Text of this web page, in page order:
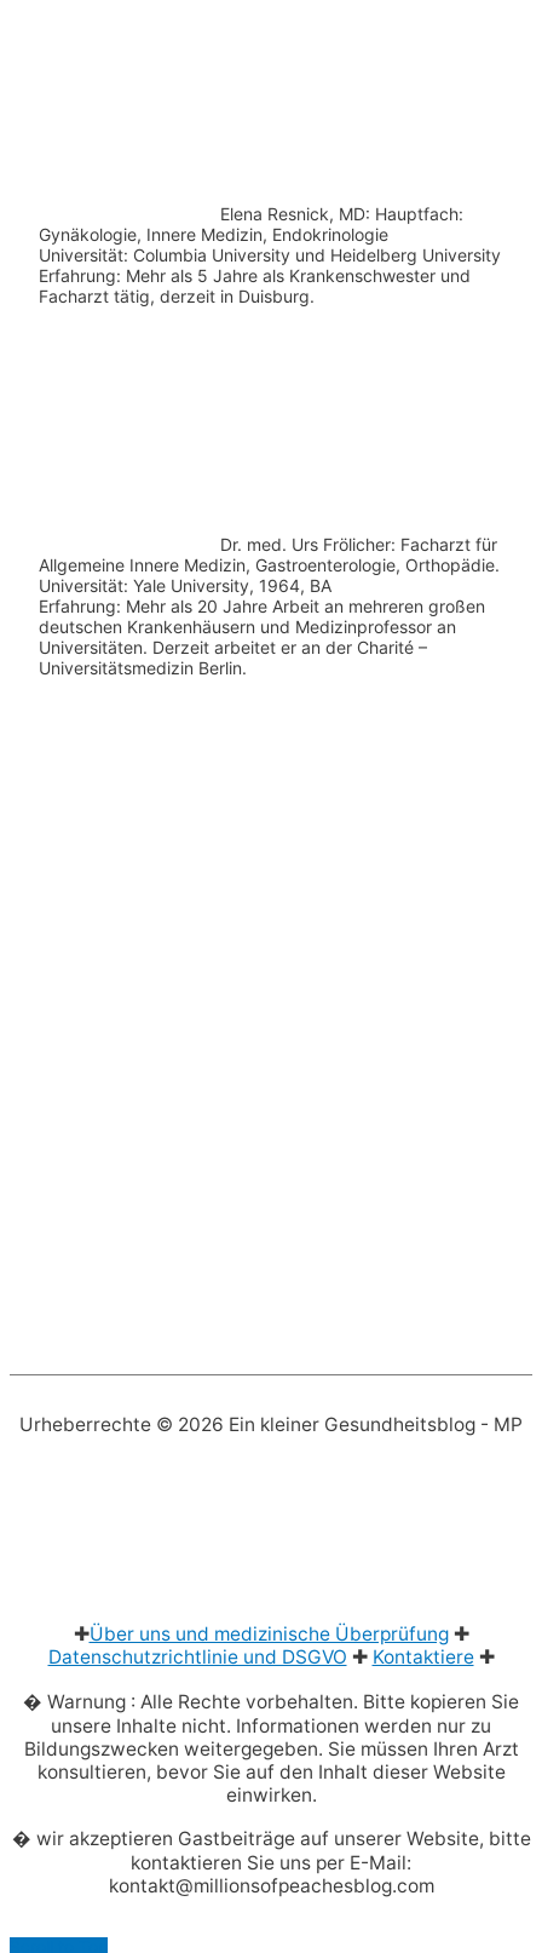
Elena Resnick, MD: Hauptfach:
Gynäkologie, Innere Medizin, Endokrinologie
Universität: Columbia University und Heidelberg University
Erfahrung: Mehr als 5 Jahre als Krankenschwester und
Facharzt tätig, derzeit in Duisburg.
Dr. med. Urs Frölicher: Facharzt für
Allgemeine Innere Medizin, Gastroenterologie, Orthopädie.
Universität: Yale University, 1964, BA
Erfahrung: Mehr als 20 Jahre Arbeit an mehreren großen
deutschen Krankenhäusern und Medizinprofessor an
Universitäten. Derzeit arbeitet er an der Charité –
Universitätsmedizin Berlin.
Urheberrechte © 2026 Ein kleiner Gesundheitsblog - MP
✚Über uns und medizinische Überprüfung✚
Datenschutzrichtlinie und DSGVO ✚ Kontaktiere✚
� Warnung : Alle Rechte vorbehalten. Bitte kopieren Sie
unsere Inhalte nicht. Informationen werden nur zu
Bildungszwecken weitergegeben. Sie müssen Ihren Arzt
konsultieren, bevor Sie auf den Inhalt dieser Website
einwirken.
� wir akzeptieren Gastbeiträge auf unserer Website, bitte
kontaktieren Sie uns per E-Mail:
kontakt@millionsofpeachesblog.com